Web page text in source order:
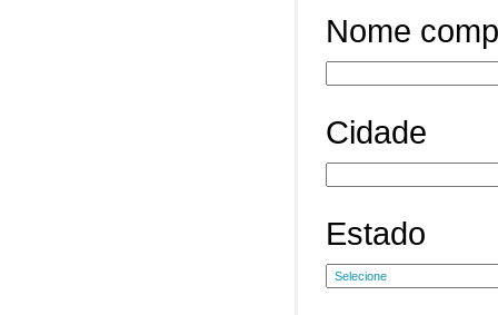
Nome
Cidade
Estado